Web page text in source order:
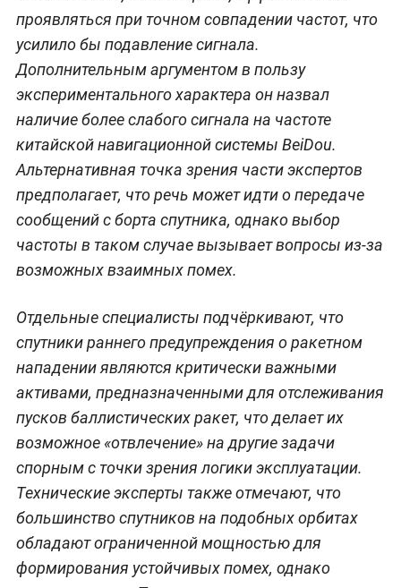
проявляться при точном совпадении частот, что
усилило бы подавление сигнала.
Дополнительным аргументом в пользу
экспериментального характера он назвал
наличие более слабого сигнала на частоте
китайской навигационной системы BeiDou.
Альтернативная точка зрения части экспертов
предполагает, что речь может идти о передаче
сообщений с борта спутника, однако выбор
частоты в таком случае вызывает вопросы из-за
возможных взаимных помех.
Отдельные специалисты подчёркивают, что
спутники раннего предупреждения о ракетном
нападении являются критически важными
активами, предназначенными для отслеживания
пусков баллистических ракет, что делает их
возможное «отвлечение» на другие задачи
спорным с точки зрения логики эксплуатации.
Технические эксперты также отмечают, что
большинство спутников на подобных орбитах
обладают ограниченной мощностью для
формирования устойчивых помех, однако